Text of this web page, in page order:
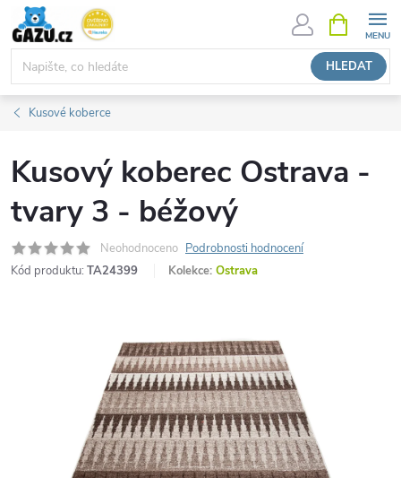
Přejít
obsah
HLEDAT
NÁKUPNÍ
KOŠÍK
Kusové koberce
Kusový koberec Ostrava -
tvary 3 - béžový
Neohodnoceno Podrobnosti hodnocení
Kód produktu: TA24399 Kolekce: Ostrava